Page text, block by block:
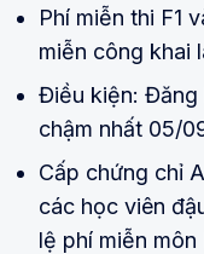
Phí miễn thi F1
miễn công khai
Điều kiện: Đăng
chậm nhất 05/
Cấp chứng chỉ
các học viên
lệ phí miễn môn